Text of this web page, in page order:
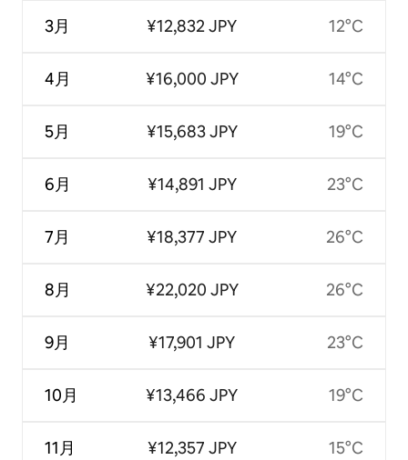
3月
4月
5月
6月
7月
8月
9月
10月
11月
¥12,832 JPY
¥16,000 JPY
¥15,683 JPY
¥14,891 JPY
¥18,377 JPY
¥22,020 JPY
¥17,901 JPY
¥13,466 JPY
¥12,357 JPY
12°C
14°C
19°C
23°C
26°C
26°C
23°C
19°C
15°C